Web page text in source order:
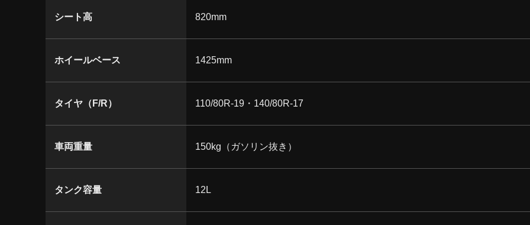
シート高 820mm
ホイールベース 1425mm
タイヤ（F/R） 110/80R-19・140/80R-17
車両重量 150kg（ガソリン抜き）
タンク容量 12L